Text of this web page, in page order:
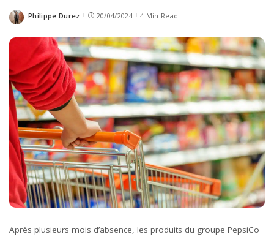
Posted
Philippe Durez 20/04/2024 4 Min Read
Après plusieurs mois d’absence, les produits du groupe PepsiCo